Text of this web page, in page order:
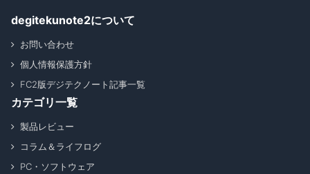
degitekunote2について
お問い合わせ
個人情報保護方針
FC2版デジテクノート記事一覧
カテゴリ一覧
製品レビュー
コラム＆ライフログ
PC・ソフトウェア